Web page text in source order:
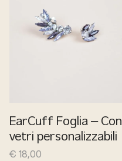
EarCuff Foglia – Con
vetri personalizzabili
€ 18,00